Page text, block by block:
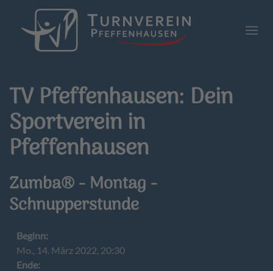
Zum Hauptinhalt springen
TV Pfeffenhausen: Dein
Sportverein in
Pfeffenhausen
Zumba® - Montag -
Schnupperstunde
Beginn:
Mo., 14. März 2022, 20:30
Ende: